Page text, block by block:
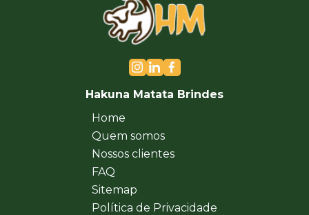
Hakuna Matata Brindes
Home
Quem somos
Nossos clientes
FAQ
Sitemap
Política de Privacidade